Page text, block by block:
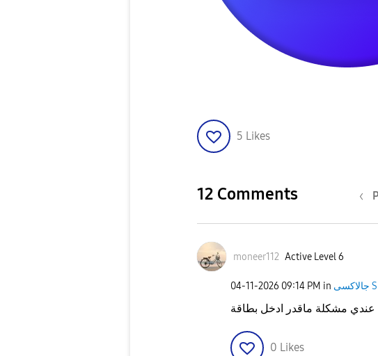
5 Likes
12 Comments
moneer112 Active Level 6
‎04-11-2026 09:14 PM in جالاكسى S
0 Likes